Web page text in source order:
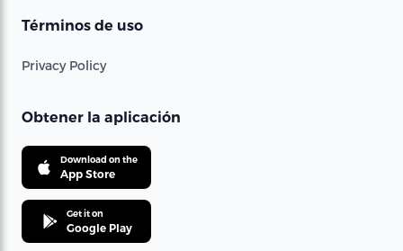
Términos de uso
Privacy Policy
Obtener la aplicación
Download on the
App Store
Get it on
Google Play